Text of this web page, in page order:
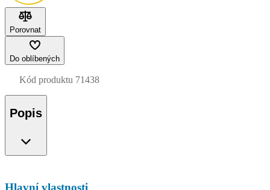
Porovnat
Do oblíbených
Kód produktu 71438
Popis